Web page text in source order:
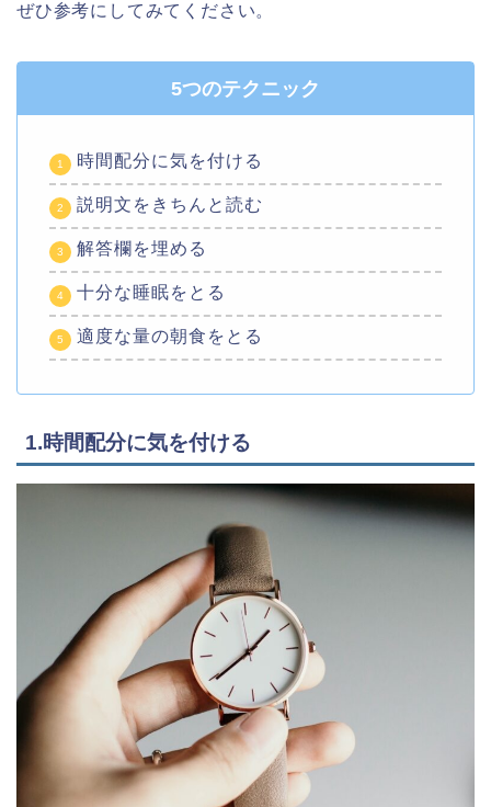
ぜひ参考にしてみてください。
5つのテクニック
時間配分に気を付ける
説明文をきちんと読む
解答欄を埋める
十分な睡眠をとる
適度な量の朝食をとる
1.時間配分に気を付ける